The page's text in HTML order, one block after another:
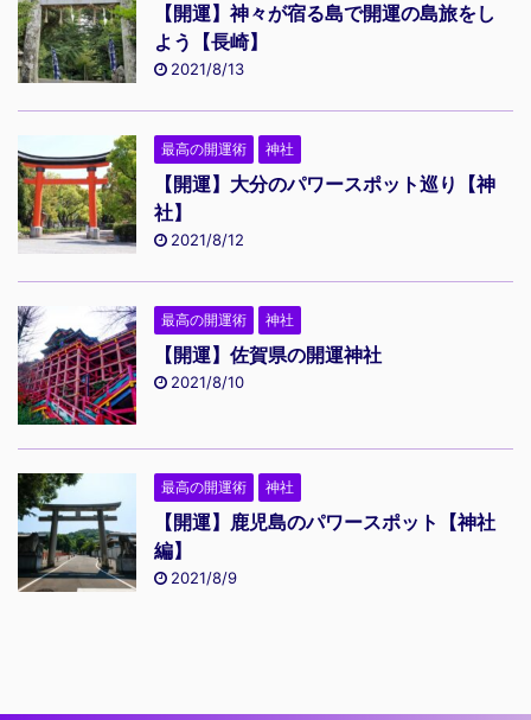
【開運】神々が宿る島で開運の島旅をし
よう【長崎】
2021/8/13
最高の開運術 神社
【開運】大分のパワースポット巡り【神
社】
2021/8/12
最高の開運術 神社
【開運】佐賀県の開運神社
2021/8/10
最高の開運術 神社
【開運】鹿児島のパワースポット【神社
編】
2021/8/9